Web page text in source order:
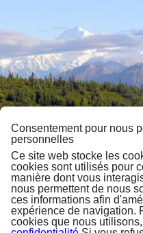
À PROPOS DE PRINCESS
Consentement pour nous
personnelles
Ce site web stocke les
cookies sont utilisés pour
manière dont vous
nous permettent de nous
ces informations afin
expérience de navigation.
cookies que nous